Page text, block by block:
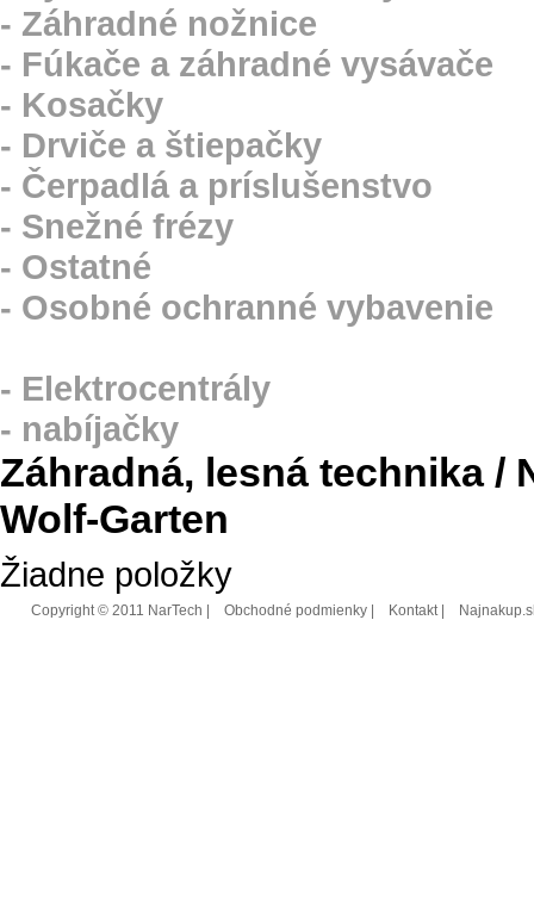
- Záhradné nožnice
- Fúkače a záhradné vysávače
- Kosačky
- Drviče a štiepačky
- Čerpadlá a príslušenstvo
- Snežné frézy
- Ostatné
- Osobné ochranné vybavenie
- Elektrocentrály
- nabíjačky
Záhradná, lesná technika
Wolf-Garten
Žiadne položky
Copyright © 2011 NarTech | Obchodné podmienky Kontakt|